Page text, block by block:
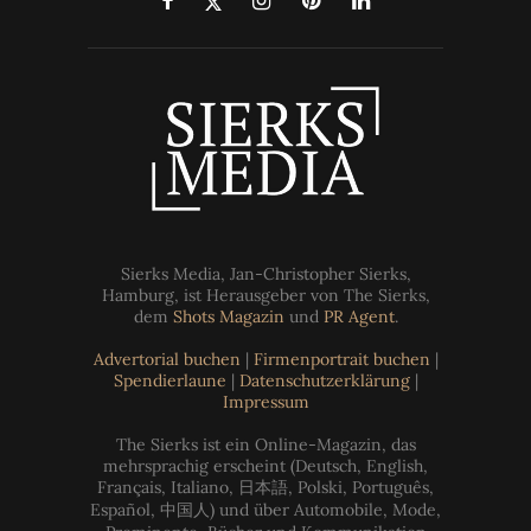
Sierks Media, Jan-Christopher Sierks,
Hamburg, ist Herausgeber von The Sierks,
dem Shots Magazin und PR Agent.
Advertorial buchen | Firmenportrait buchen |
Spendierlaune | Datenschutzerklärung|
Impressum
The Sierks ist ein Online-Magazin, das
mehrsprachig erscheint (Deutsch, English,
Français, Italiano, 日本語, Polski, Português,
Español, 中国人) und über Automobile, Mode,